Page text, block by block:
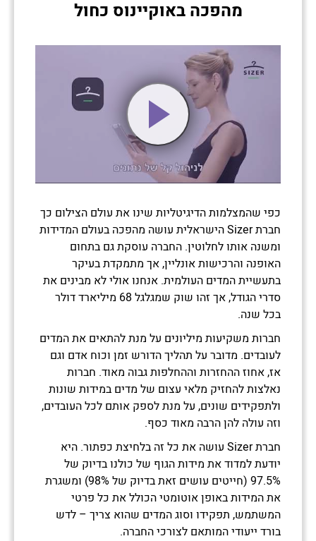
מהפכה באוקיינוס כחול
כפי שהמצלמות הדיגיטליות שינו את עולם הצילום כך
חברת Sizer הישראלית עושה מהפכה בעולם המדידות
ומשנה אותו לחלוטין. החברה עוסקת גם בתחום
האופנה והרכישות אונליין, אך מתמקדת בעיקר
בתעשיית המדים העולמית. אנחנו אולי לא מבינים את
סדרי הגודל, אך זהו שוק שמגלגל 68 מיליארד דולר
בכל שנה.
חברות משקיעות מיליונים על מנת להתאים את המדים
לעובדים. מדובר על תהליך הדורש זמן וכוח אדם וגם
אז, אחוז ההחזרות וההחלפות גבוה מאוד. חברות
נאלצות להחזיק מלאי עצום של מדים במידות שונות
ולתפקידים שונים, על מנת לספק אותם לכל העובדים,
וזה עולה להן הרבה מאוד כסף.
חברת Sizer עושה את כל זה בלחיצת כפתור. היא
יודעת למדוד את מידות הגוף של כולנו בדיוק של
97.5% (חייטים עושים זאת בדיוק של 98%) ומשגרת
את המידות באופן אוטומטי הכולל את כל פרטי
המשתמש, תפקידו וסוג המדים שהוא צריך – לדש
בורד ייעודי המותאם לצורכי החברה.